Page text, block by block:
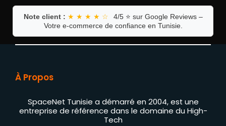
Note client : ★ ★ ★ ★ ☆
4/5 ⭐ sur Google Reviews –
Votre e-commerce de confiance en Tunisie.
À Propos
SpaceNet Tunisie a démarré en 2004, est une
entreprise de référence dans le domaine du High-
Tech